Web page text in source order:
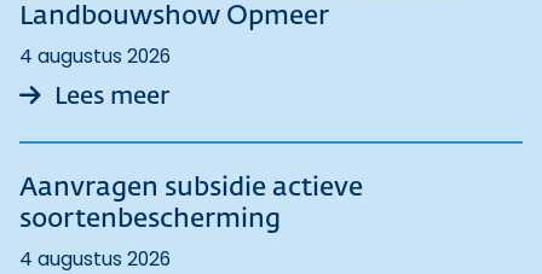
Landbouwshow Opmeer
4 augustus 2026
Lees meerover Ontmoeting, innovatie en
Aanvragen subsidie actieve
soortenbescherming
4 augustus 2026